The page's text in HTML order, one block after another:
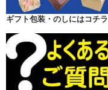
ギフト包装・のしにはコチラ